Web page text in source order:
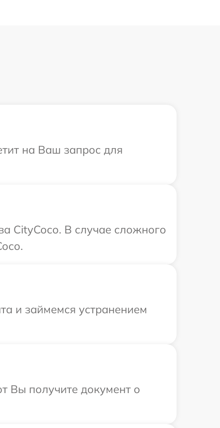
на Ваш запрос для
CityCoco. В случае сложного
и займемся устранением
Вы получите документ о